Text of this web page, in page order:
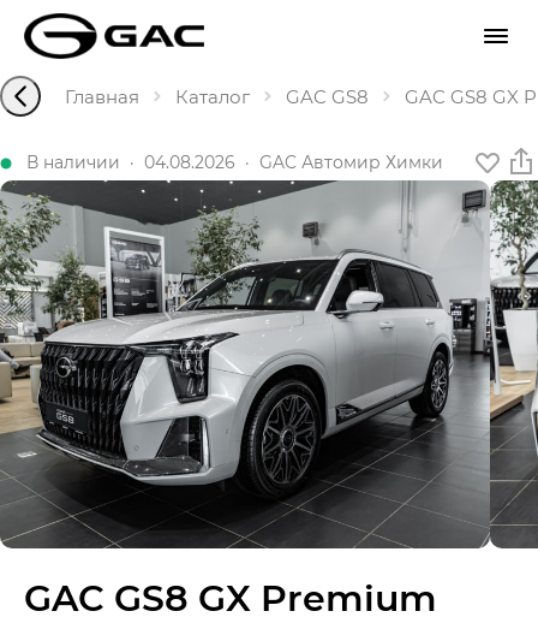
Главная Каталог GAC GS8 GAC GS8 GX
В наличии · 04.08.2026 · GAC Автомир Химки
GAC GS8 GX Premium